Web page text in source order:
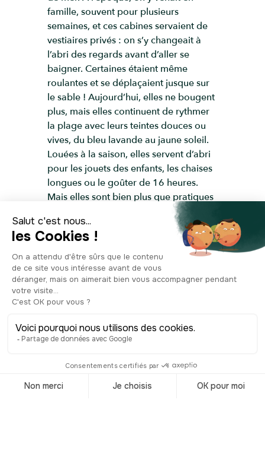
famille, souvent pour plusieurs
semaines, et ces cabines servaient de
vestiaires privés : on s’y changeait à
l’abri des regards avant d’aller se
baigner. Certaines étaient même
roulantes et se déplaçaient jusque sur
le sable ! Aujourd’hui, elles ne bougent
plus, mais elles continuent de rythmer
la plage avec leurs teintes douces ou
vives, du bleu lavande au jaune soleil.
Louées à la saison, elles servent d’abri
pour les jouets des enfants, les chaises
longues ou le goûter de 16 heures.
Mais elles sont bien plus que pratiques
: elles évoquent un certain art de vivre
balnéaire, simple et joyeux. Beaucoup
de familles louent la même cabine
chaque année, comme un petit bout
d’été qu’on retrouve. Juste au-dessus,
sur la promenade, l’horloge du front de
mer veille sur ce ballet tranquille.
donne l’heure aux promeneurs, aux
baigneurs… et aux joueurs de cerf-
passe sans vraiment s’en soucier. Car
ici, entre cabines pastel et embruns